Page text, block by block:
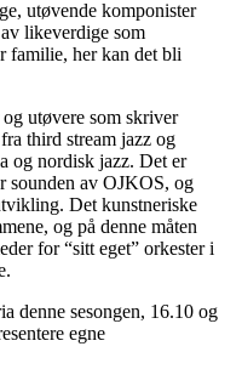
utøvende komponister
likeverdige som
familie, her kan det bli
utøvere som skriver
third stream jazz og
og nordisk jazz. Det er
sounden av OJKOS, og
Det kunstneriske
og på denne måten
for “sitt eget” orkester i
denne sesongen, 16.10 og
egne